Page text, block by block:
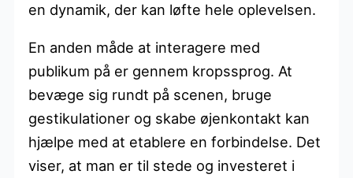
en dynamik, der kan løfte hele oplevelsen.
En anden måde at interagere med
publikum på er gennem kropssprog. At
bevæge sig rundt på scenen, bruge
gestikulationer og skabe øjenkontakt kan
hjælpe med at etablere en forbindelse. Det
viser, at man er til stede og investeret i